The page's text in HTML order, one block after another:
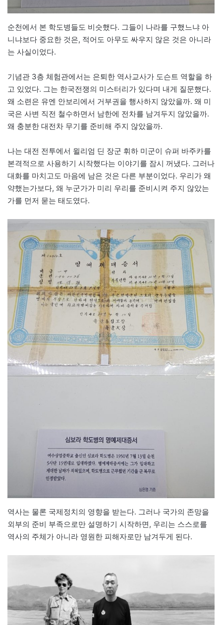
순천에서 본 학도병들도 비슷했다. 그들이 나라를 구했느냐 아
니냐보다 중요한 것은, 적어도 아무도 싸우지 않은 것은 아니라
는 사실이었다.
기념관 3층 체험관에서는 은퇴한 역사교사가 도슨트 역할을 하
고 있었다. 그는 한국전쟁의 미스터리가 있다며 내게 질문했다.
왜 소련은 유엔 안보리에서 거부권을 행사하지 않았을까. 왜 미
국은 사변 직전 철수하면서 남한에 전차를 남겨두지 않았을까.
왜 충분한 대전차 무기를 준비해 주지 않았을까.
나는 대전 전투에서 윌리엄 딘 장군 휘하 미군이 슈퍼 바주카를
본격적으로 사용하기 시작했다는 이야기를 잠시 꺼냈다. 그러나
대화를 마치고도 마음에 남은 것은 다른 부분이었다. 우리가 왜
약했는가보다, 왜 누군가가 미리 우리를 준비시켜 주지 않았는
가를 먼저 묻는 태도였다.
역사는 물론 국제정치의 영향을 받는다. 그러나 국가의 존망을
외부의 준비 부족으로만 설명하기 시작하면, 우리는 스스로를
역사의 주체가 아니라 영원한 피해자로만 남겨두게 된다.